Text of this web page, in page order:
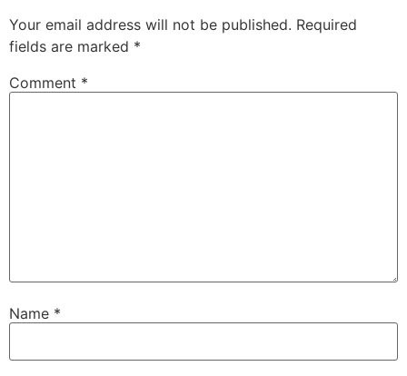
Your email address will not be published. Required
fields are marked *
Comment *
Name *